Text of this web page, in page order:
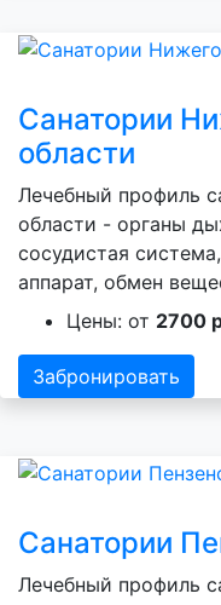
Санатории
области
Лечебный профиль
области - органы
сосудистая
аппарат, обмен
Цены: от 2700
Забронировать
Санатории
Лечебный профиль